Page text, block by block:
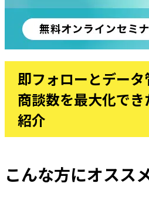
即フォローとデー
商談数を最大化で
紹介
こんな方にオスス